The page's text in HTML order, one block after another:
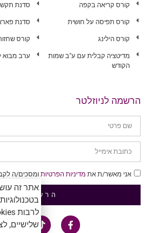
קורס קריאה בקפה
קורס תפיסה על חושית
קורס הילינג
מדיטציה קבלית עם ע"ב שמות
הקודש
סדנת
סדנת פארא
קורס
ערב מבוא
הרשמה לניוזלטר
אני מאשר/ת את מדיניות הפרטיות ומסכים/ה לקבל
הרשמה
אתר זה
שלישיים,